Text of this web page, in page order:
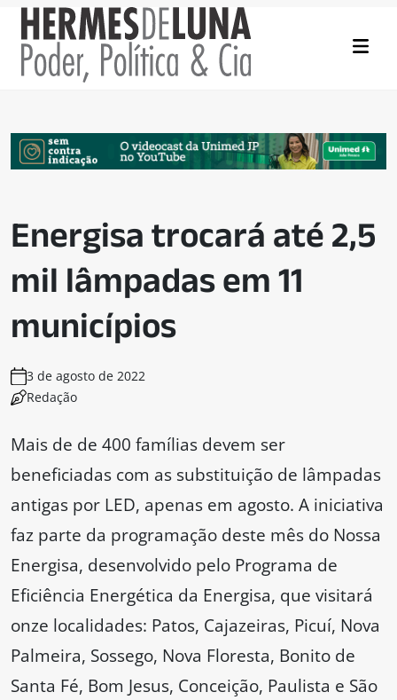
Energisa trocará até 2,5
mil lâmpadas em 11
municípios
3 de agosto de 2022
Redação
Mais de de 400 famílias devem ser
beneficiadas com as substituição de lâmpadas
antigas por LED, apenas em agosto. A iniciativa
faz parte da programação deste mês do Nossa
Energisa, desenvolvido pelo Programa de
Eficiência Energética da Energisa, que visitará
onze localidades: Patos, Cajazeiras, Picuí, Nova
Palmeira, Sossego, Nova Floresta, Bonito de
Santa Fé, Bom Jesus, Conceição, Paulista e São